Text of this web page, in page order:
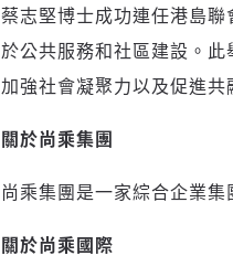
蔡志堅博士成功連任港島
於公共服務和社區建設。
加強社會凝聚力以及促進共
關於尚乘集團
尚乘集團是一家綜合企業
關於尚乘國際